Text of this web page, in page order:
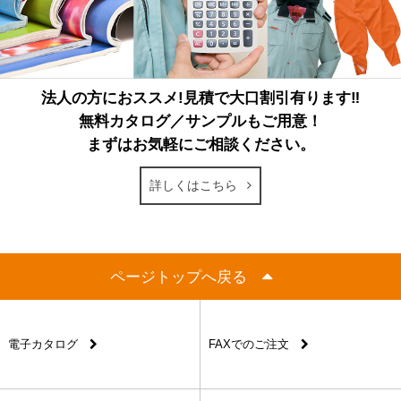
法人の方におススメ!見積で大口割引有ります‼
無料カタログ／サンプルもご用意！
まずはお気軽にご相談ください。
詳しくはこちら
ページトップへ戻る
電子カタログ FAXでのご注文